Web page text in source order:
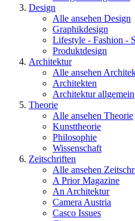
Design
Alle ansehen Design
Graphikdesign
Lifestyle - Fashion -
Produktdesign
Architektur
Alle ansehen
Architekten
Architektur allgemein
Theorie
Alle ansehen Theorie
Kunsttheorie
Philosophie
Wissenschaft
Zeitschriften
Alle ansehen
A Prior Magazine
An Architektur
Camera Austria
Casco Issues